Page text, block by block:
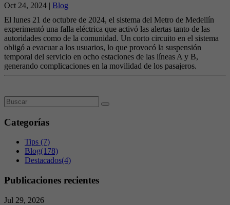
Oct 24, 2024 | Blog
El lunes 21 de octubre de 2024, el sistema del Metro de Medellín
experimentó una falla eléctrica que activó las alertas tanto de las
autoridades como de la comunidad. Un corto circuito en el sistema
obligó a evacuar a los usuarios, lo que provocó la suspensión
temporal del servicio en ocho estaciones de las líneas A y B,
generando complicaciones en la movilidad de los pasajeros.
Categorías
Tips (7)
Blog(178)
Destacados(4)
Publicaciones recientes
Jul 29, 2026